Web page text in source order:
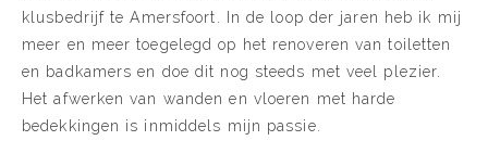
klusbedrijf te Amersfoort. In de loop der jaren heb ik mij
meer en meer toegelegd op het renoveren van toiletten
en badkamers en doe dit nog steeds met veel plezier.
Het afwerken van wanden en vloeren met harde
bedekkingen is inmiddels mijn passie.